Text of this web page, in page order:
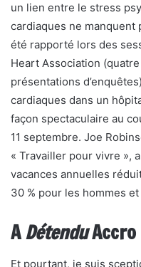
un lien entre le stress
cardiaques ne manquent
été rapporté lors des
Heart Association
présentations
cardiaques dans un
façon spectaculaire au
11 septembre. Joe
« Travailler pour vivre »,
vacances annuelles
30 % pour les hommes
ADétenduAccro
Et pourtant, je suis